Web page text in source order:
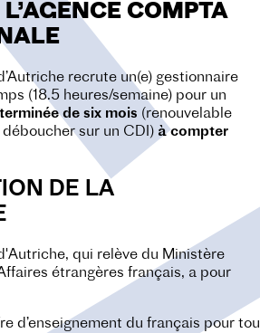
L’AGENCE COMPTA
recrute un(e) gestionnaire
(18.5 heures/semaine) pour un
de six mois (renouvelable
sur un CDI) à compter
DE LA
qui relève du Ministère
étrangères français, a pour
d’enseignement du français pour